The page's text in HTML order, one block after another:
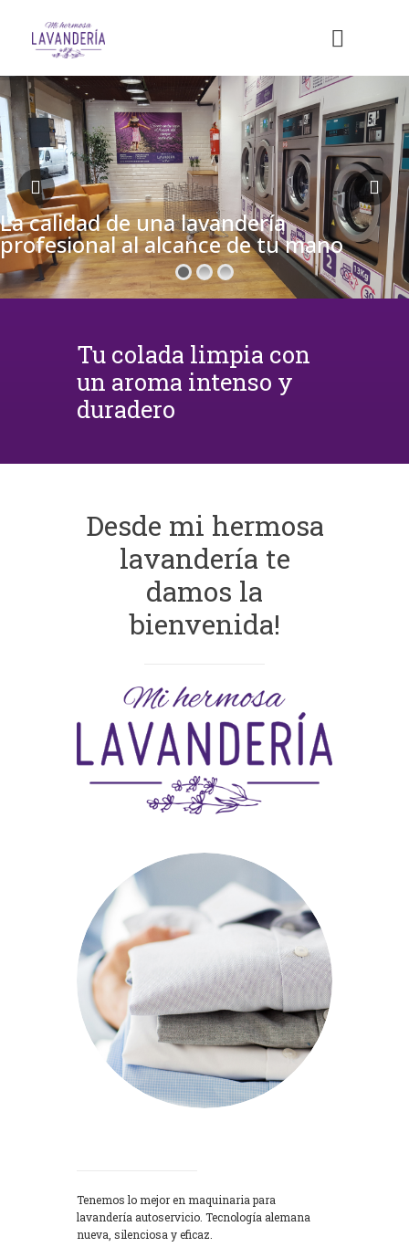
La calidad de una lavandería
profesional al alcance de tu mano
Tu colada limpia con
un aroma intenso y
duradero
Desde mi hermosa
lavandería te
damos la
bienvenida!
Tenemos lo mejor en maquinaria para
lavandería autoservicio. Tecnología alemana
nueva, silenciosa y eficaz.